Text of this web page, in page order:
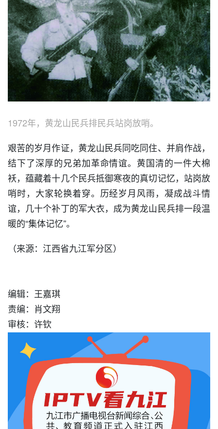
1972年，黄龙山民兵排民兵站岗放哨。
艰苦的岁月作证，黄龙山民兵同吃同住、并肩作战，
结下了深厚的兄弟加革命情谊。黄国清的一件大棉
袄，蕴藏着十几个民兵抵御寒夜的真切记忆，站岗放
哨时，大家轮换着穿。历经岁月风雨，凝成战斗情
谊，几十个补丁的军大衣，成为黄龙山民兵排一段温
暖的“集体记忆”。
（来源：江西省九江军分区）
编辑：王嘉琪
责编：肖文翔
审核：许钦